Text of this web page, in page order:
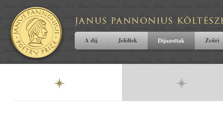
A díj Jelöltek Díjazottak Zsűri